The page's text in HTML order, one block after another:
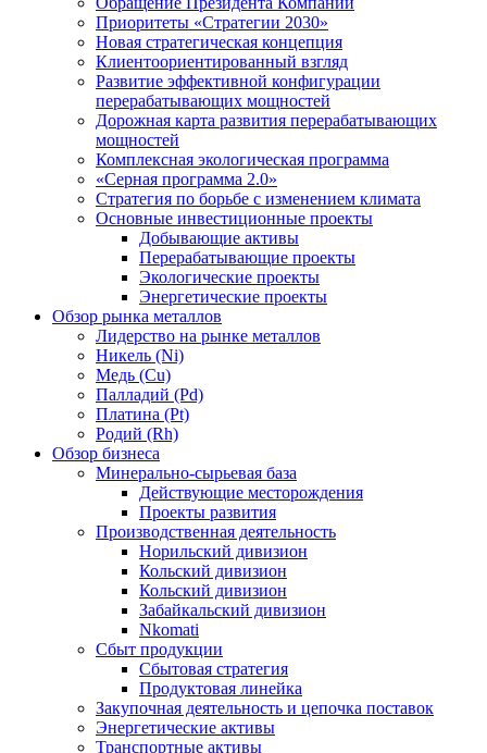
Приоритеты «Стратегии 2030»
Новая стратегическая концепция
Клиентоориентированный взгляд
Развитие эффективной конфигурации
перерабатывающих мощностей
Дорожная карта развития перерабатывающих
мощностей
Комплексная экологическая программа
«Серная программа 2.0»
Стратегия по борьбе с изменением климата
Основные инвестиционные проекты
Добывающие активы
Перерабатывающие проекты
Экологические проекты
Энергетические проекты
Обзор рынка металлов
Лидерство на рынке металлов
Никель (Ni)
Медь (Cu)
Палладий (Pd)
Платина (Pt)
Родий (Rh)
Обзор бизнеса
Минерально-сырьевая база
Действующие месторождения
Проекты развития
Производственная деятельность
Норильский дивизион
Кольский дивизион
Кольский дивизион
Забайкальский дивизион
Nkomati
Сбыт продукции
Сбытовая стратегия
Продуктовая линейка
Закупочная деятельность и цепочка поставок
Энергетические активы
Транспортные активы